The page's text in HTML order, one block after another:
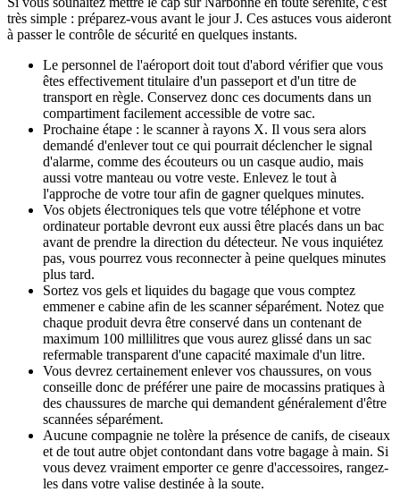
très simple : préparez-vous avant le jour J. Ces astuces vous aideront
à passer le contrôle de sécurité en quelques instants.
Le personnel de l'aéroport doit tout d'abord vérifier que vous
êtes effectivement titulaire d'un passeport et d'un titre de
transport en règle. Conservez donc ces documents dans un
compartiment facilement accessible de votre sac.
Prochaine étape : le scanner à rayons X. Il vous sera alors
demandé d'enlever tout ce qui pourrait déclencher le signal
d'alarme, comme des écouteurs ou un casque audio, mais
aussi votre manteau ou votre veste. Enlevez le tout à
l'approche de votre tour afin de gagner quelques minutes.
Vos objets électroniques tels que votre téléphone et votre
ordinateur portable devront eux aussi être placés dans un bac
avant de prendre la direction du détecteur. Ne vous inquiétez
pas, vous pourrez vous reconnecter à peine quelques minutes
plus tard.
Sortez vos gels et liquides du bagage que vous comptez
emmener e cabine afin de les scanner séparément. Notez que
chaque produit devra être conservé dans un contenant de
maximum 100 millilitres que vous aurez glissé dans un sac
refermable transparent d'une capacité maximale d'un litre.
Vous devrez certainement enlever vos chaussures, on vous
conseille donc de préférer une paire de mocassins pratiques à
des chaussures de marche qui demandent généralement d'être
scannées séparément.
Aucune compagnie ne tolère la présence de canifs, de ciseaux
et de tout autre objet contondant dans votre bagage à main. Si
vous devez vraiment emporter ce genre d'accessoires, rangez-
les dans votre valise destinée à la soute.